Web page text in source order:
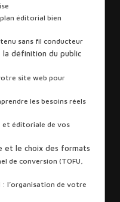
éditorial bien
sans fil conducteur
la définition du public
site web pour
les besoins réels
et éditoriale de vos
et le choix des formats
de conversion (TOFU,
l’organisation de votre